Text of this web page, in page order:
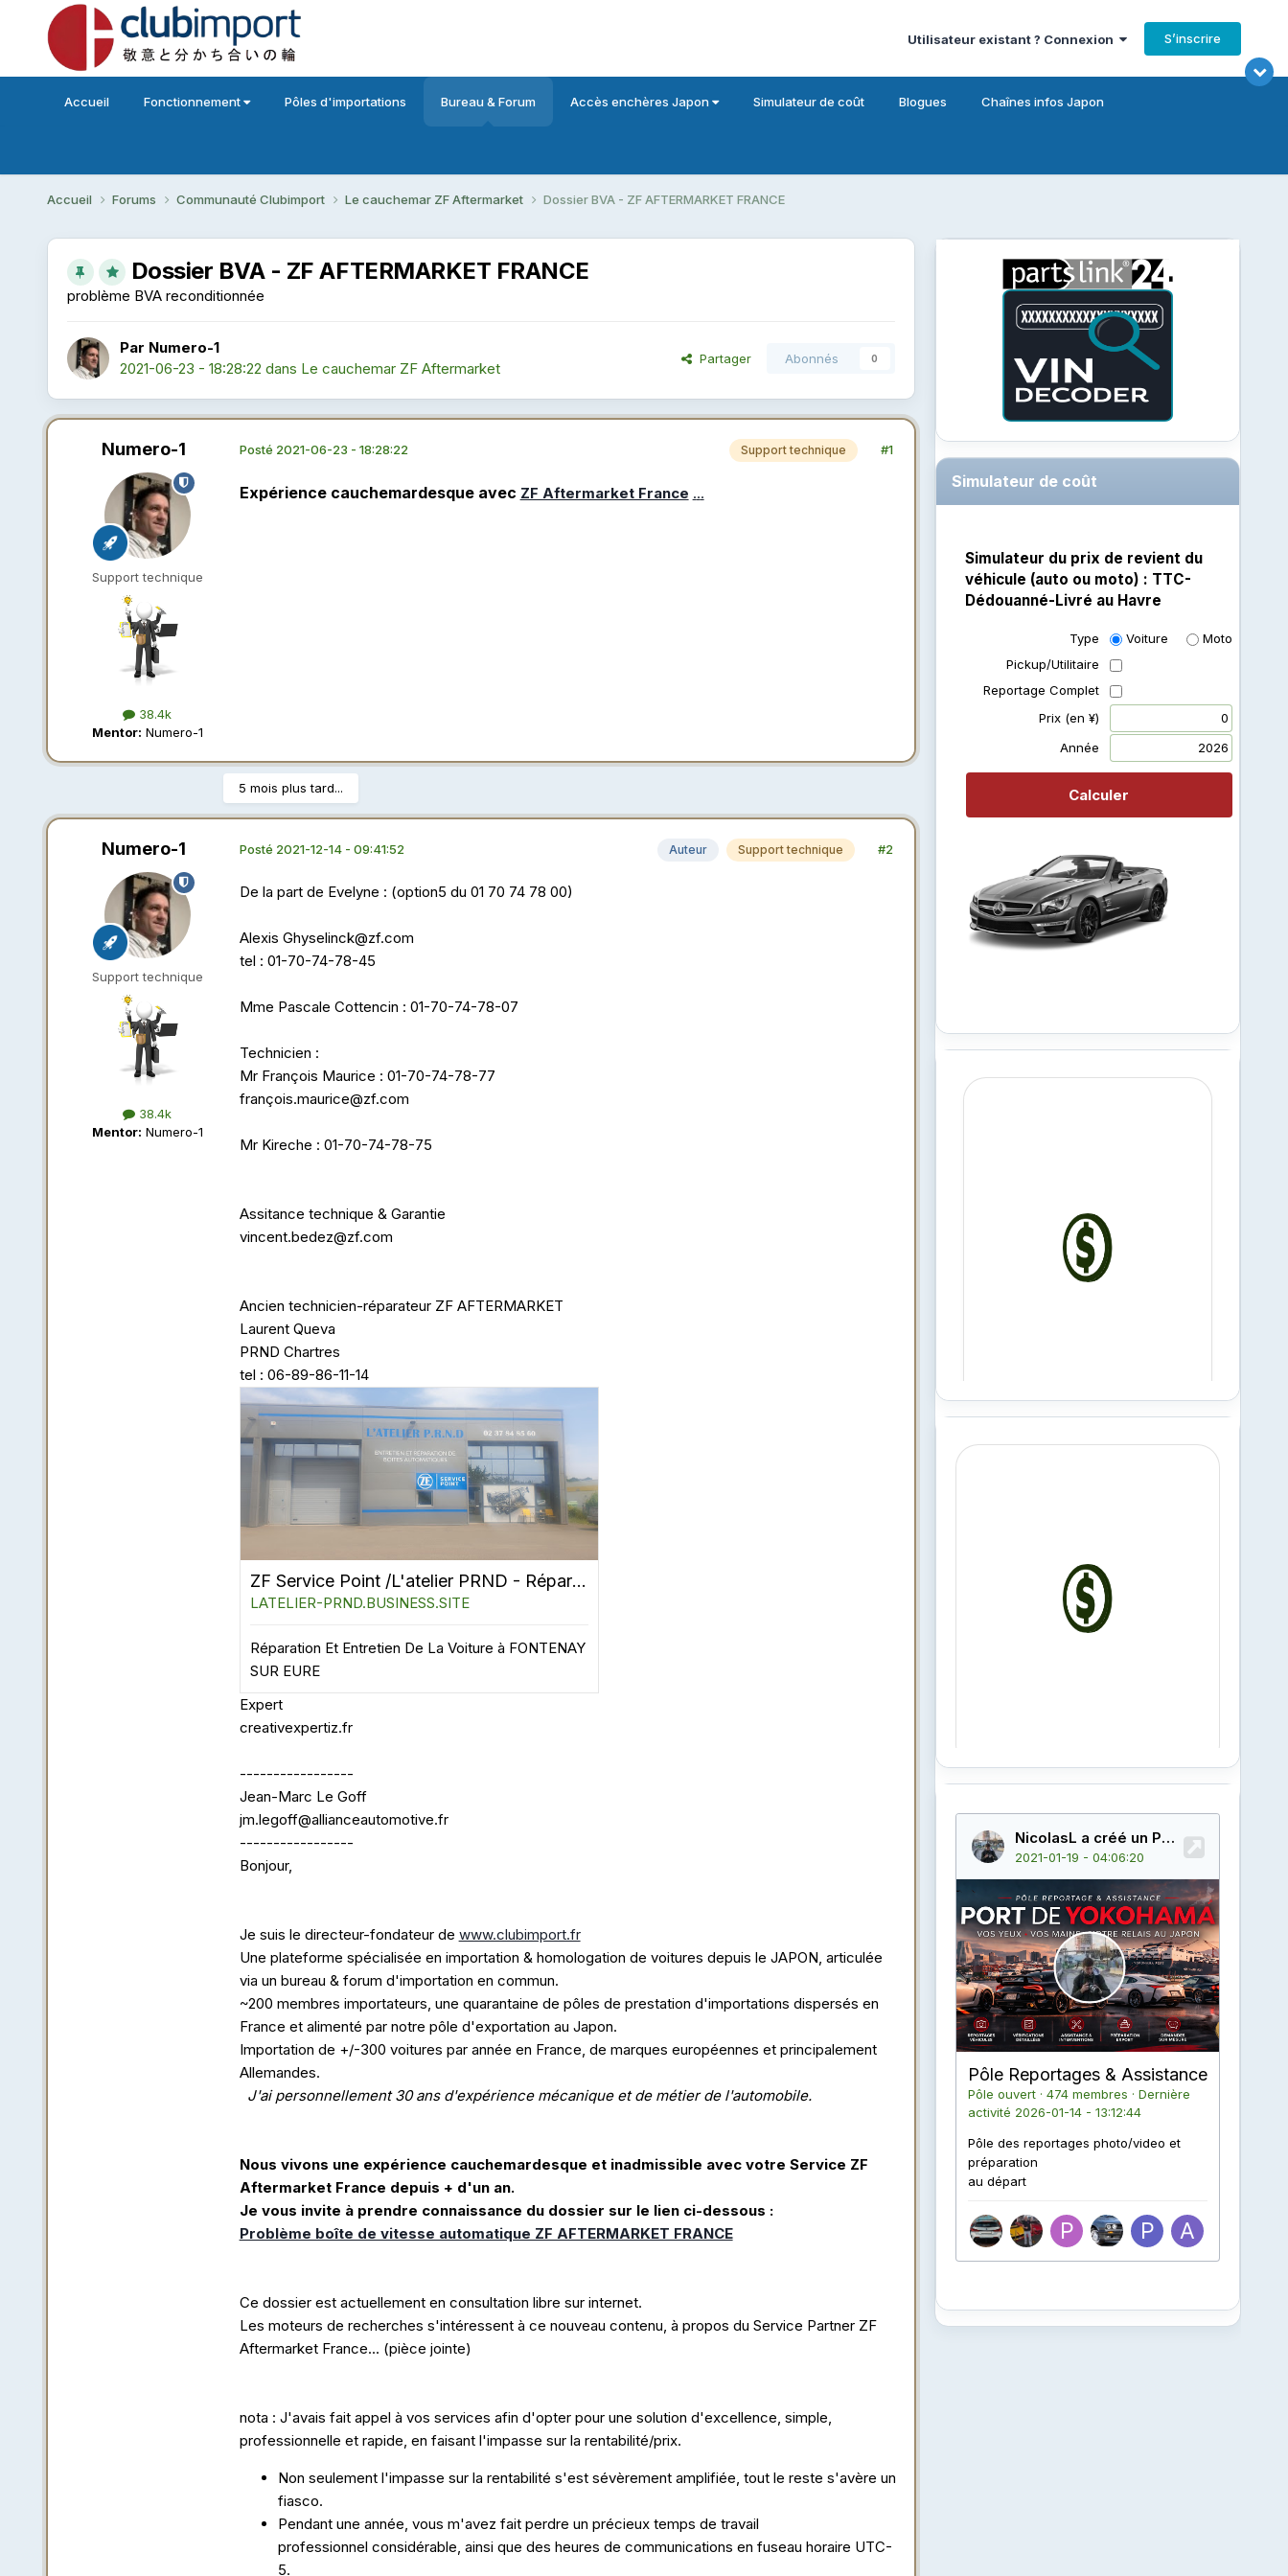
Utilisateur existant ? Connexion S’inscrire
Accueil Fonctionnement Pôles d'importations Bureau & Forum Accès enchères Japon Simulateur de coût Blogues Chaînes infos Japon
Accueil Forums Communauté Clubimport Le cauchemar ZF Aftermarket Dossier BVA - ZF AFTERMARKET FRANCE
Dossier BVA - ZF AFTERMARKET FRANCE
problème BVA reconditionnée
Par Numero-1
2021-06-23 - 18:28:22 dans Le cauchemar ZF Aftermarket
Partager Abonnés 0
Numero-1
Support technique
38.4k
Mentor: Numero-1
Support technique #1
Posté 2021-06-23 - 18:28:22
Expérience cauchemardesque avec ZF Aftermarket France ...
5 mois plus tard...
Numero-1
Support technique
38.4k
Mentor: Numero-1
Auteur Support technique #2
Posté 2021-12-14 - 09:41:52
De la part de Evelyne : (option5 du 01 70 74 78 00)
Alexis Ghyselinck@zf.com
tel : 01-70-74-78-45
Mme Pascale Cottencin : 01-70-74-78-07
Technicien :
Mr François Maurice : 01-70-74-78-77
françois.maurice@zf.com
Mr Kireche : 01-70-74-78-75
Assitance technique & Garantie
vincent.bedez@zf.com
Ancien technicien-réparateur ZF AFTERMARKET
Laurent Queva
PRND Chartres
tel : 06-89-86-11-14
ZF Service Point /L'atelier PRND - Réparation Et Entretien De La Voiture à FONTENAY SUR EURE
LATELIER-PRND.BUSINESS.SITE
Réparation Et Entretien De La Voiture à FONTENAY
SUR EURE
Expert
creativexpertiz.fr
-----------------
Jean-Marc Le Goff
jm.legoff@allianceautomotive.fr
-----------------
Bonjour,
Je suis le directeur-fondateur de www.clubimport.fr
Une plateforme spécialisée en importation & homologation de voitures depuis le JAPON, articulée
via un bureau & forum d'importation en commun.
~200 membres importateurs, une quarantaine de pôles de prestation d'importations dispersés en
France et alimenté par notre pôle d'exportation au Japon.
Importation de +/-300 voitures par année en France, de marques européennes et principalement
Allemandes.
J'ai personnellement 30 ans d'expérience mécanique et de métier de l'automobile.
Nous vivons une expérience cauchemardesque et inadmissible avec votre Service ZF
Aftermarket France depuis + d'un an.
Je vous invite à prendre connaissance du dossier sur le lien ci-dessous :
Problème boîte de vitesse automatique ZF AFTERMARKET FRANCE
Ce dossier est actuellement en consultation libre sur internet.
Les moteurs de recherches s'intéressent à ce nouveau contenu, à propos du Service Partner ZF
Aftermarket France... (pièce jointe)
nota : J'avais fait appel à vos services afin d'opter pour une solution d'excellence, simple,
professionnelle et rapide, en faisant l'impasse sur la rentabilité/prix.
Non seulement l'impasse sur la rentabilité s'est sévèrement amplifiée, tout le reste s'avère un
fiasco.
Pendant une année, vous m'avez fait perdre un précieux temps de travail
professionnel considérable, ainsi que des heures de communications en fuseau horaire UTC-
5.
Simulateur de coût
Simulateur du prix de revient du
véhicule (auto ou moto) : TTC-
Dédouanné-Livré au Havre
Type Voiture
Moto
Pickup/Utilitaire
Reportage Complet
Prix (en ¥)
Année